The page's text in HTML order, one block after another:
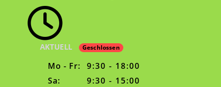
AKTUELL Geschlossen
Mo - Fr:
9:30 - 18:00
Sa:
9:30 - 15:00